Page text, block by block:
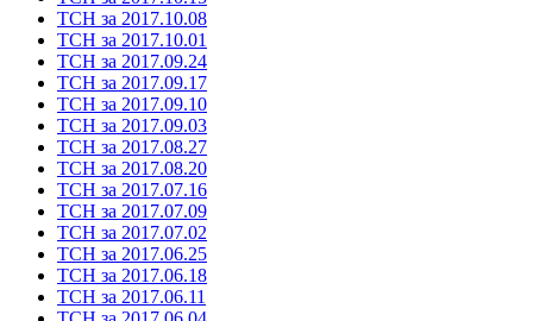
ТСН за 2017.10.08
ТСН за 2017.10.01
ТСН за 2017.09.24
ТСН за 2017.09.17
ТСН за 2017.09.10
ТСН за 2017.09.03
ТСН за 2017.08.27
ТСН за 2017.08.20
ТСН за 2017.07.16
ТСН за 2017.07.09
ТСН за 2017.07.02
ТСН за 2017.06.25
ТСН за 2017.06.18
ТСН за 2017.06.11